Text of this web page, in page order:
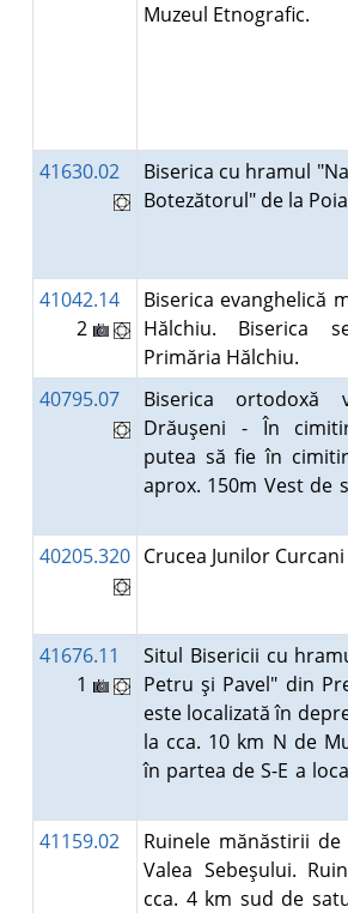
Muzeul Etnografic.
41630.02
Biserica cu hramul
Botezătorul" de la
41042.14
2
Biserica evanghelică
Hălchiu. Biserica
Primăria Hălchiu.
40795.07
Biserica ortodoxă
Drăuşeni - În
putea să fie în
aprox. 150m Vest de
40205.320 Crucea Junilor
41676.11
1
Situl Bisericii cu
Petru şi Pavel" din
este localizată în
la cca. 10 km N de
în partea de S-E a
41159.02
Ruinele mănăstirii
Valea Sebeşului.
cca. 4 km sud de